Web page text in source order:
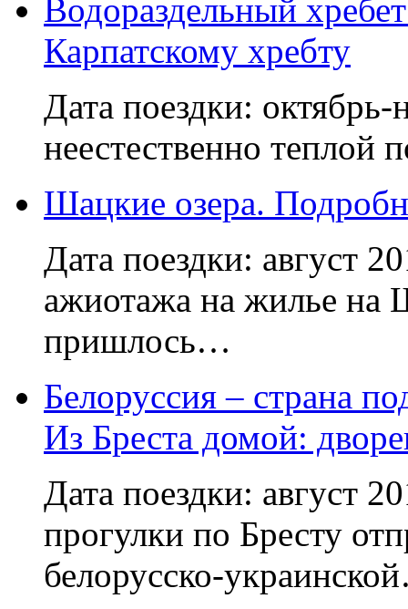
Водораздельный
Карпатскому хребту
Дата поездки:
неестественно теплой
Шацкие озера.
Дата поездки: август
ажиотажа на жилье на
пришлось…
Белоруссия – страна
Из Бреста домой:
Дата поездки: август
прогулки по Бресту
белорусско-